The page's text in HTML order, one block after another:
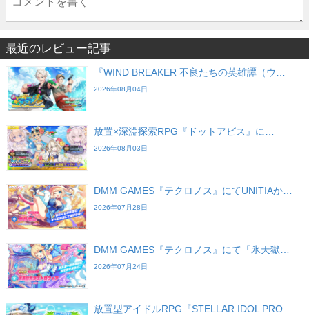
最近のレビュー記事
『WIND BREAKER 不良たちの英雄譚（ウ…
2026年08月04日
放置×深淵探索RPG『ドットアビス』に…
2026年08月03日
DMM GAMES『テクロノス』にてUNITIAか…
2026年07月28日
DMM GAMES『テクロノス』にて「氷天獄…
2026年07月24日
放置型アイドルRPG『STELLAR IDOL PRO…